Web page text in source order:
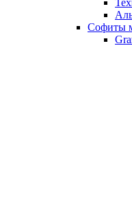
Софиты